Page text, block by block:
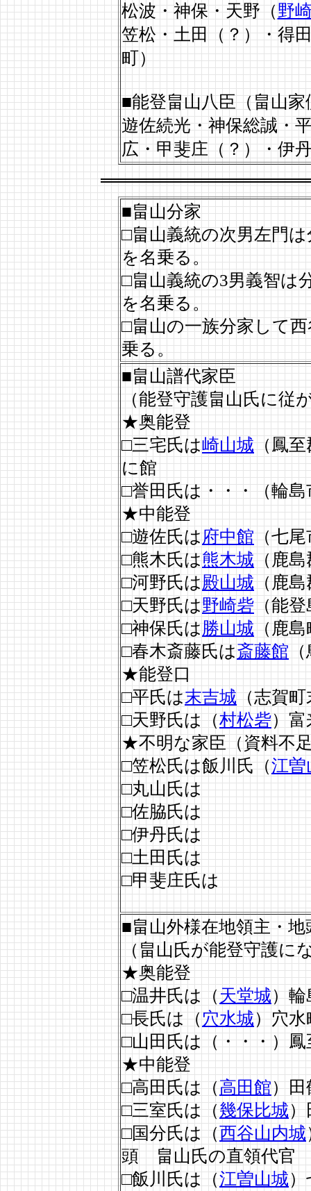
松波・神保・天野（野
笠松・土田（？）・得
町）
■能登畠山八臣（畠山家
遊佐続光・神保総誠・
広・甲斐庄（？）・伊
■畠山分家
□畠山義統の次男左門
を名乗る。
□畠山義統の3男義智は
を名乗る。
□畠山の一族分家して
乗る。
■畠山譜代家臣
（能登守護畠山氏に従
★奥能登
□三宅氏は崎山城（鳳至
に館
□誉田氏は・・・（輪
★中能登
□遊佐氏は府中館（七尾
□熊木氏は熊木城（鹿島
□河野氏は殿山城（鹿島
□天野氏は野崎砦（能登
□神保氏は勝山城（鹿島
□春木斎藤氏は斎藤館（
★能登口
□平氏は末吉城（志賀
□天野氏は（村松砦）富
★不明な家臣（資料不
□笠松氏は飯川氏（江曽
□丸山氏は
□佐脇氏は
□伊丹氏は
□土田氏は
□甲斐庄氏は
■畠山外様在地領主・地
（畠山氏が能登守護に
★奥能登
□温井氏は（天堂城）輪
□長氏は（穴水城）穴水
□山田氏は（・・・）
★中能登
□高田氏は（高田館）田
□三室氏は（幾保比城）
□国分氏は（西谷山内城
頭 畠山氏の直領代官
□飯川氏は（江曽山城）